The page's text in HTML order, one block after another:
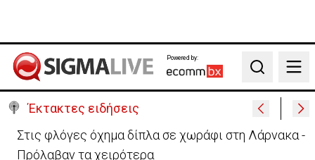
Powered by:
Search
Έκτακτες ειδήσεις
Στις φλόγες όχημα δίπλα σε χωράφι στη Λάρνακα -
Πρόλαβαν τα χειρότερα